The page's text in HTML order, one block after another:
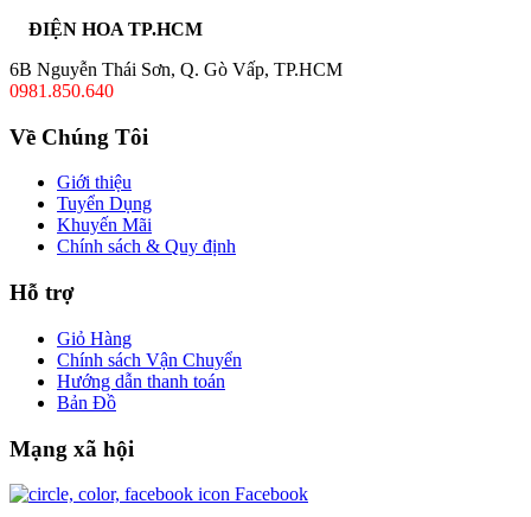
ĐIỆN HOA TP.HCM
6B Nguyễn Thái Sơn, Q. Gò Vấp, TP.HCM
0981.850.640
Về Chúng Tôi
Giới thiệu
Tuyển Dụng
Khuyến Mãi
Chính sách & Quy định
Hỗ trợ
Giỏ Hàng
Chính sách Vận Chuyển
Hướng dẫn thanh toán
Bản Đồ
Mạng xã hội
Facebook